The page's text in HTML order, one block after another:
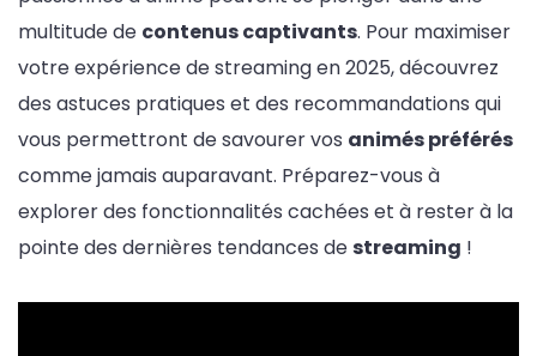
multitude de contenus captivants. Pour maximiser
votre expérience de streaming en 2025, découvrez
des astuces pratiques et des recommandations qui
vous permettront de savourer vos animés préférés
comme jamais auparavant. Préparez-vous à
explorer des fonctionnalités cachées et à rester à la
pointe des dernières tendances de streaming !